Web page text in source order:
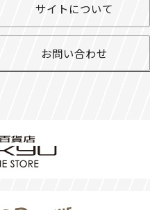
サイトについて
お問い合わせ